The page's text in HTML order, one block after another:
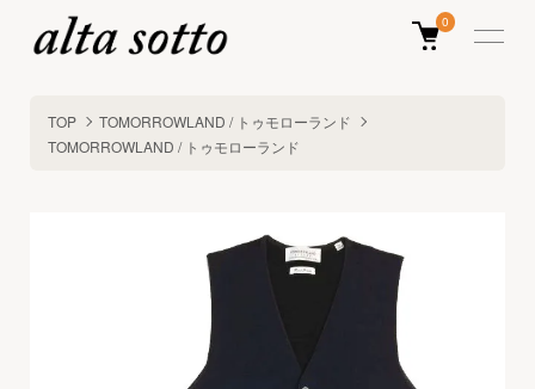
0
TOP
TOMORROWLAND / トゥモローランド
TOMORROWLAND / トゥモローランド